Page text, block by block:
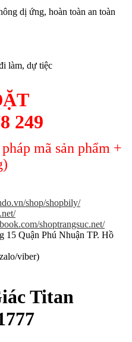
dị ứng, hoàn toàn an toàn
làm, dự tiệc
249
mã sản phẩm +
shop/shopbily/
shoptrangsuc.net/
15 Quận Phú Nhuận TP. Hồ
viber)
Titan